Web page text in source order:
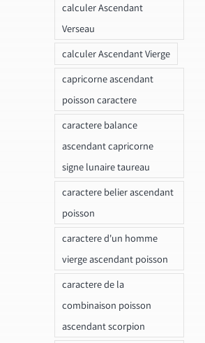
calculer Ascendant
Verseau
calculer Ascendant Vierge
capricorne ascendant
poisson caractere
caractere balance
ascendant capricorne
signe lunaire taureau
caractere belier ascendant
poisson
caractere d'un homme
vierge ascendant poisson
caractere de la
combinaison poisson
ascendant scorpion